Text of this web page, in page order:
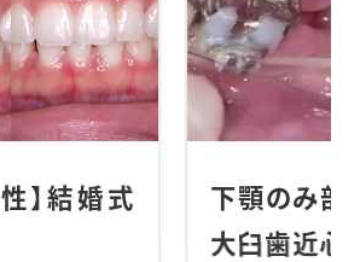
下顎のみ部分矯正／
【
け